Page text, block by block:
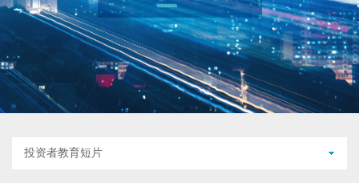
开设户口 客户登入
投资者教育短片